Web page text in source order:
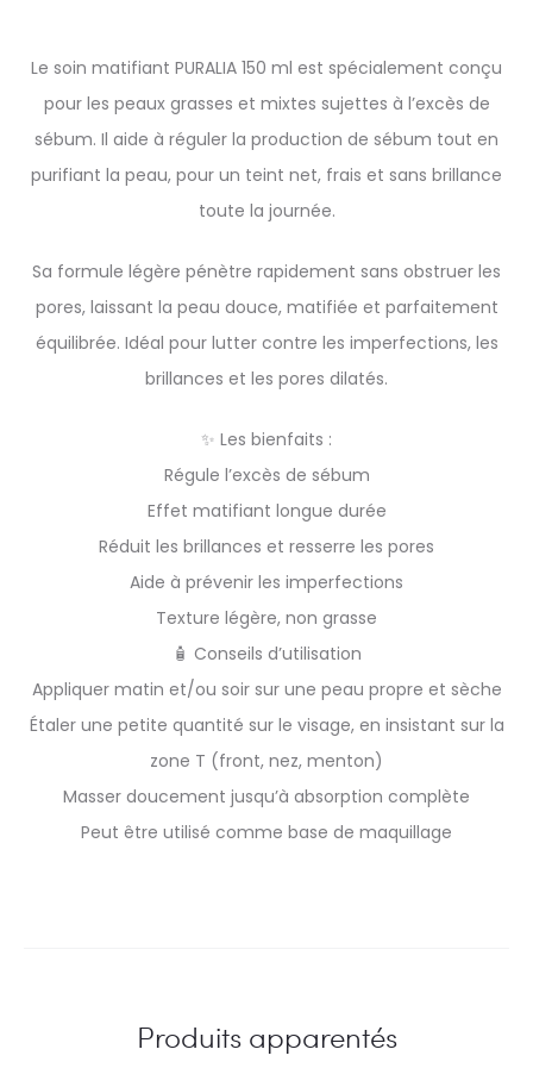
Le soin matifiant PURALIA 150 ml est spécialement conçu
pour les peaux grasses et mixtes sujettes à l’excès de
sébum. Il aide à réguler la production de sébum tout en
purifiant la peau, pour un teint net, frais et sans brillance
toute la journée.
Sa formule légère pénètre rapidement sans obstruer les
pores, laissant la peau douce, matifiée et parfaitement
équilibrée. Idéal pour lutter contre les imperfections, les
brillances et les pores dilatés.
✨ Les bienfaits :
Régule l’excès de sébum
Effet matifiant longue durée
Réduit les brillances et resserre les pores
Aide à prévenir les imperfections
Texture légère, non grasse
🧴 Conseils d’utilisation
Appliquer matin et/ou soir sur une peau propre et sèche
Étaler une petite quantité sur le visage, en insistant sur la
zone T (front, nez, menton)
Masser doucement jusqu’à absorption complète
Peut être utilisé comme base de maquillage
Produits apparentés